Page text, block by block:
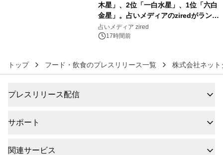
木星」、2位「一白水星」、1位「六白
金星」。占いメディアのziredがランキ
ングを発表
占いメディア zired
17時間前
トップ フード・飲食のプレスリリース一覧 株式会社ネット
プレスリリース配信
サポート
関連サービス